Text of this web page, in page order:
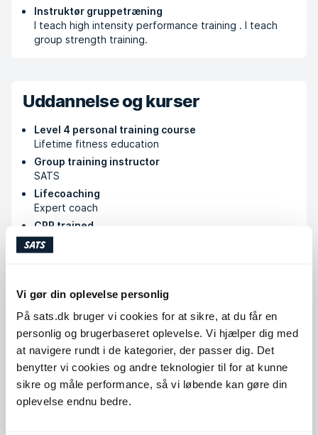
Vi gør din oplevelse personlig
På sats.dk bruger vi cookies for at sikre, at du får en
personlig og brugerbaseret oplevelse. Vi hjælper dig med
at navigere rundt i de kategorier, der passer dig. Det
benytter vi cookies og andre teknologier til for at kunne
sikre og måle performance, så vi løbende kan gøre din
oplevelse endnu bedre.
Instruktør gruppetræning
I teach high intensity performance training . I teach
group strength training.
Uddannelse og kurser
Level 4 personal training course
Lifetime fitness education
Group training instructor
SATS
Lifecoaching
Expert coach
CPR trained
SATS
Dorian Yates HIT Trainer
Deep stretch Yoga
Yoga body
Køb klip